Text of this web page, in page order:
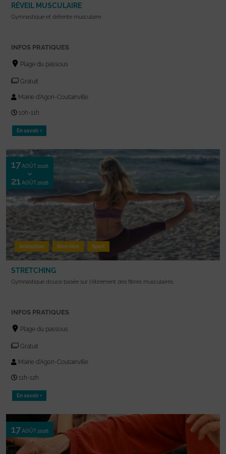
RÉVEIL MUSCULAIRE
Gymnastique et détente musculaire.
INFOS PRATIQUES
Plage du passous
Gratuit
Mairie d'Agon-Coutainville
10h-11h
En savoir +
17 AOÛT 2026
21 AOÛT 2026
Animation Bien être Sport
STRETCHING
Gymnastique douce basée sur l'étirement des fibres musculaires.
INFOS PRATIQUES
Plage du passous
Gratuit
Mairie d'Agon-Coutainville
11h-12h
En savoir +
17 AOÛT 2026